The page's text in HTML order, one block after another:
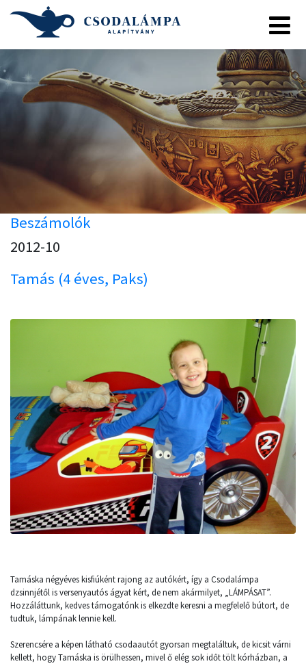
Beszámolók
2012-10
Tamás (4 éves, Paks)
Tamáska négyéves kisfiúként rajong az autókért, így a Csodalámpa
dzsinnjétől is versenyautós ágyat kért, de nem akármilyet, „LÁMPÁSAT”.
Hozzáláttunk, kedves támogatónk is elkezdte keresni a megfelelő bútort, de
tudtuk, lámpának lennie kell.
Szerencsére a képen látható csodaautót gyorsan megtaláltuk, de kicsit várni
kellett, hogy Tamáska is örülhessen, mivel ő elég sok időt tölt kórházban, a